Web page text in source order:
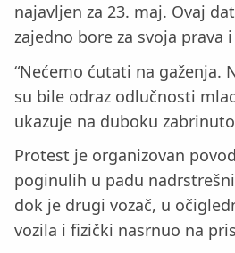
najavljen za 23. maj. Ovaj
zajedno bore za svoja prava
“Nećemo ćutati na gaženja.
su bile odraz odlučnosti
ukazuje na duboku
Protest je organizovan
poginulih u padu
dok je drugi vozač, u
vozila i fizički nasrnuo na